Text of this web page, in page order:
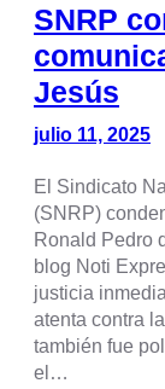
SNRP
Jesús
julio 11, 2025
El Sindicato
(SNRP)
Ronald Pedro
blog Noti
justicia
atenta contra
también fue
el…